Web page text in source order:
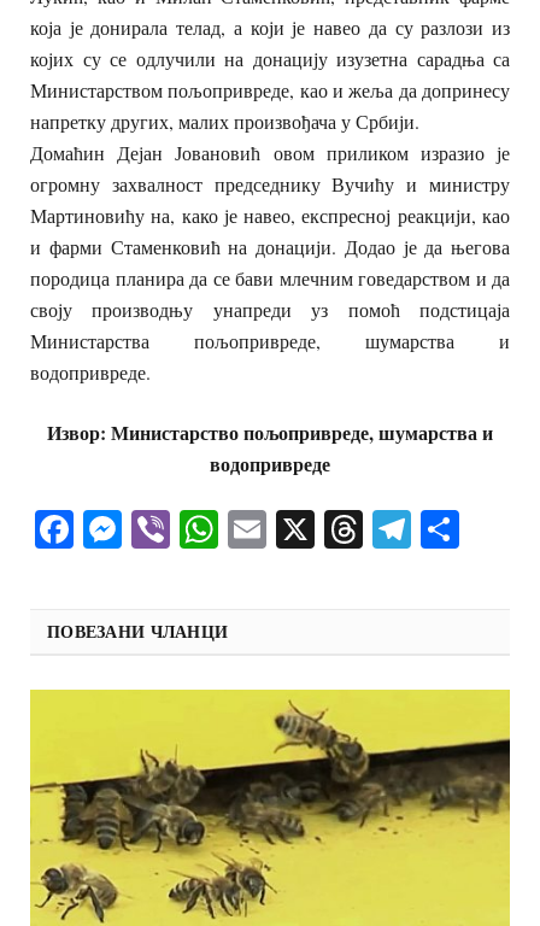
која је донирала телад, а који је навео да су разлози из
којих су се одлучили на донацију изузетна сарадња са
Министарством пољопривреде, као и жеља да допринесу
напретку других, малих произвођача у Србији.
Домаћин Дејан Јовановић овом приликом изразио је
огромну захвалност председнику Вучићу и министру
Мартиновићу на, како је навео, експресној реакцији, као
и фарми Стаменковић на донацији. Додао је да његова
породица планира да се бави млечним говедарством и да
своју производњу унапреди уз помоћ подстицаја
Министарства пољопривреде, шумарства и
водопривреде.
Извор: Министарство пољопривреде, шумарства и
водопривреде
Facebook
Messenger
ViberWhatsApp
Email
X Threads
ПОВЕЗАНИ ЧЛАНЦИ